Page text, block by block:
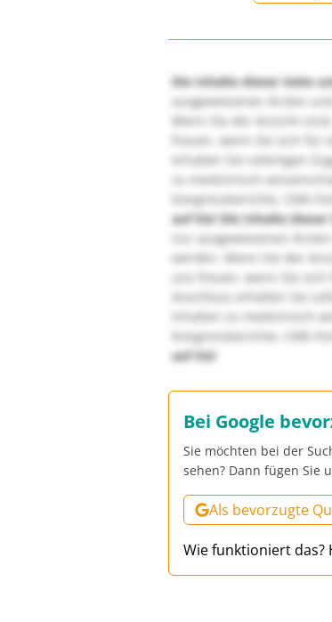
Die Inhalte dieser Seite
ausgewiesenen Ärzten
Wenn Sie der Ansicht
freuen, wenn Sie sich
erhalten Sie sofortigen
zu medizinisch-
Kongressberichte, CME-
auf Sie! Die Inhalte
nur ausgewiesenen
werden. Wenn Sie der
uns freuen, wenn Sie
Anschluss erhalten Sie
Inhalten zu medizinisch-
Kongressberichte, CME-
auf Sie!
Bei Google
Sie möchten bei der
sehen? Dann fügen Sie
Als bevorzugte
Wie funktioniert das?